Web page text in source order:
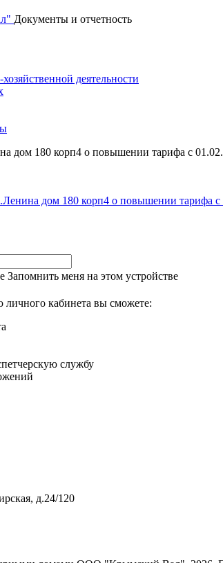
Документы и отчетность
деятельности
дом 180 корп4 о повышении тарифа с
дом 180 корп4 о повышении тарифа с
Запомнить меня на этом устройстве
кабинета вы сможете:
службу
д.24/120